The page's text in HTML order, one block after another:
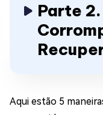
Parte
Aqui estão 5